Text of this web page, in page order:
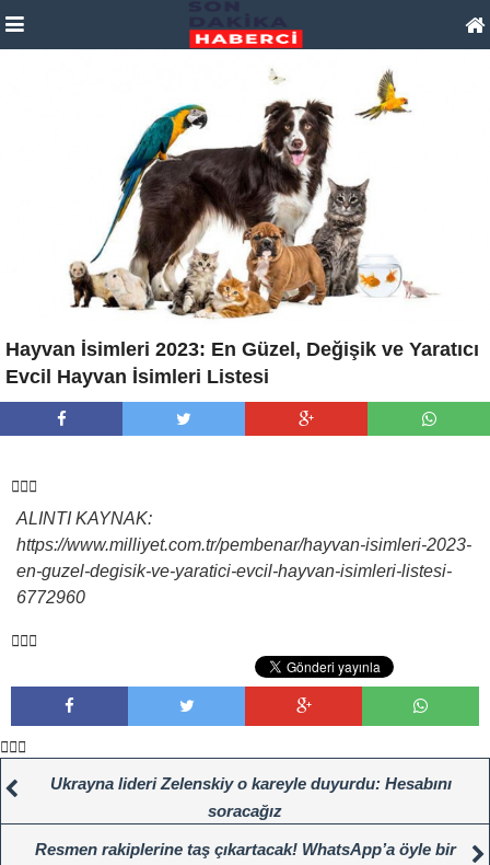
Hayvan İsimleri 2023: En Güzel, Değişik ve Yaratıcı
Evcil Hayvan İsimleri Listesi
ALINTI KAYNAK:
https://www.milliyet.com.tr/pembenar/hayvan-isimleri-2023-
en-guzel-degisik-ve-yaratici-evcil-hayvan-isimleri-listesi-
6772960
Ukrayna lideri Zelenskiy o kareyle duyurdu: Hesabını
soracağız
Resmen rakiplerine taş çıkartacak! WhatsApp’a öyle bir